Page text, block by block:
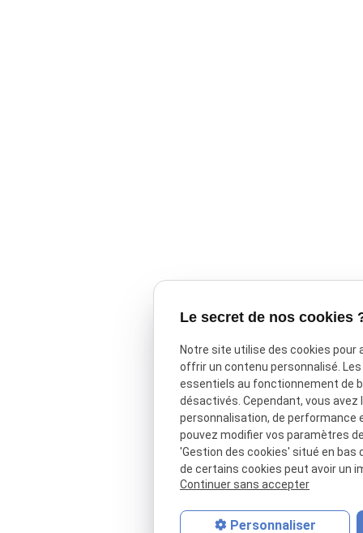
Le secret de nos cookies
Notre site utilise des cookies pour
offrir un contenu personnalisé.
essentiels au fonctionnement de
désactivés. Cependant, vous
personnalisation, de performance
pouvez modifier vos paramètres
'Gestion des cookies' situé en bas
de certains cookies peut avoir un
Continuer sans accepter
Personnaliser